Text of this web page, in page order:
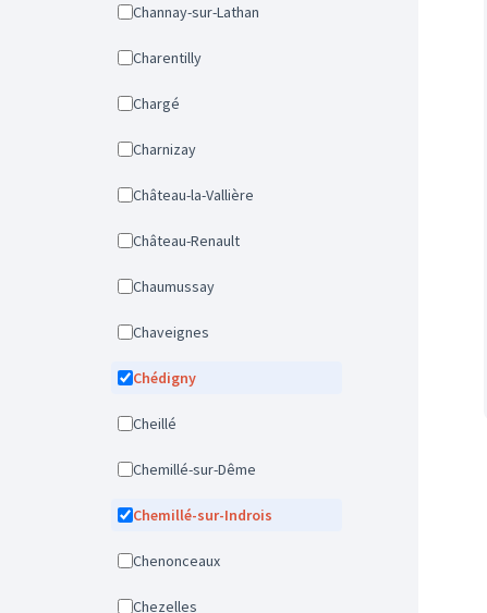
Channay-sur-Lathan
Charentilly
Chargé
Charnizay
Château-la-Vallière
Château-Renault
Chaumussay
Chaveignes
Chédigny
Cheillé
Chemillé-sur-Dême
Chemillé-sur-Indrois
Chenonceaux
Chezelles